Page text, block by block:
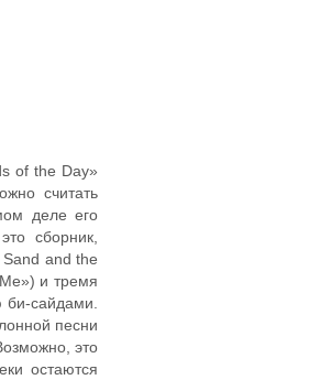
of the Day»
считать
деле его
сборник,
Sand and the
и тремя
сайдами.
песни
это
остаются